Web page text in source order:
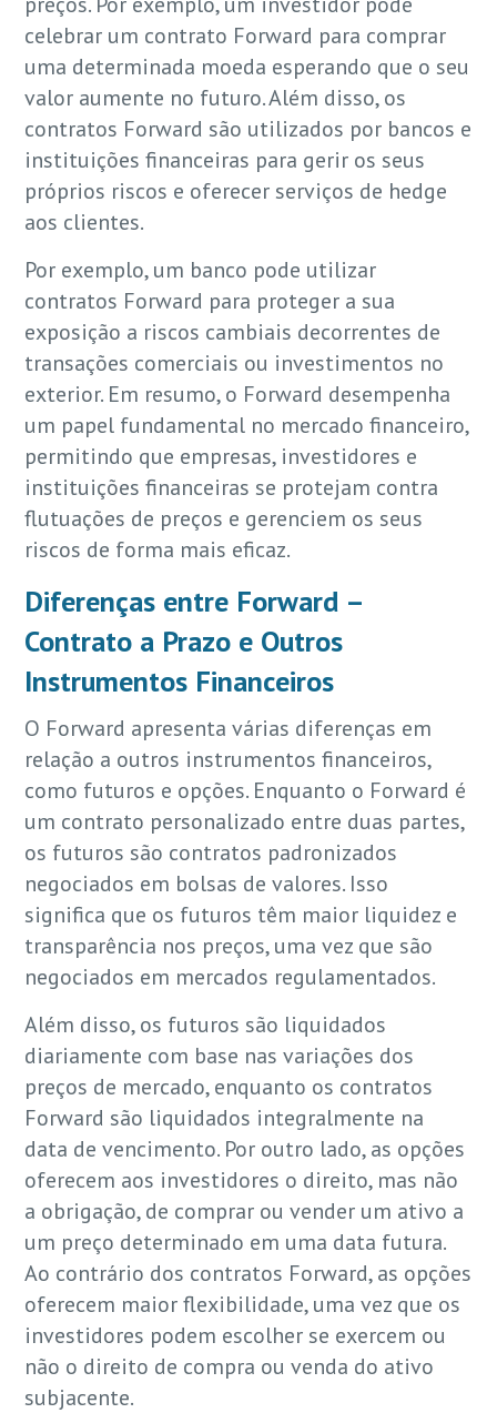
celebrar um contrato Forward para comprar
uma determinada moeda esperando que o seu
valor aumente no futuro. Além disso, os
contratos Forward são utilizados por bancos e
instituições financeiras para gerir os seus
próprios riscos e oferecer serviços de hedge
aos clientes.
Por exemplo, um banco pode utilizar
contratos Forward para proteger a sua
exposição a riscos cambiais decorrentes de
transações comerciais ou investimentos no
exterior. Em resumo, o Forward desempenha
um papel fundamental no mercado financeiro,
permitindo que empresas, investidores e
instituições financeiras se protejam contra
flutuações de preços e gerenciem os seus
riscos de forma mais eficaz.
Diferenças entre Forward –
Contrato a Prazo e Outros
Instrumentos Financeiros
O Forward apresenta várias diferenças em
relação a outros instrumentos financeiros,
como futuros e opções. Enquanto o Forward é
um contrato personalizado entre duas partes,
os futuros são contratos padronizados
negociados em bolsas de valores. Isso
significa que os futuros têm maior liquidez e
transparência nos preços, uma vez que são
negociados em mercados regulamentados.
Além disso, os futuros são liquidados
diariamente com base nas variações dos
preços de mercado, enquanto os contratos
Forward são liquidados integralmente na
data de vencimento. Por outro lado, as opções
oferecem aos investidores o direito, mas não
a obrigação, de comprar ou vender um ativo a
um preço determinado em uma data futura.
Ao contrário dos contratos Forward, as opções
oferecem maior flexibilidade, uma vez que os
investidores podem escolher se exercem ou
não o direito de compra ou venda do ativo
subjacente.